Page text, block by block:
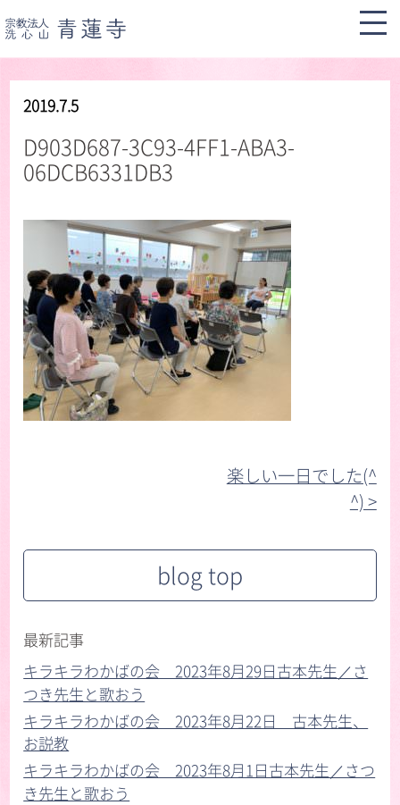
2019.7.5
D903D687-3C93-4FF1-ABA3-
06DCB6331DB3
楽しい一日でした(^
^) >︎
blog top
最新記事
キラキラわかばの会 2023年8月29日古本先生／さ
つき先生と歌おう
キラキラわかばの会 2023年8月22日 古本先生、
お説教
キラキラわかばの会 2023年8月1日古本先生／さつ
き先生と歌おう